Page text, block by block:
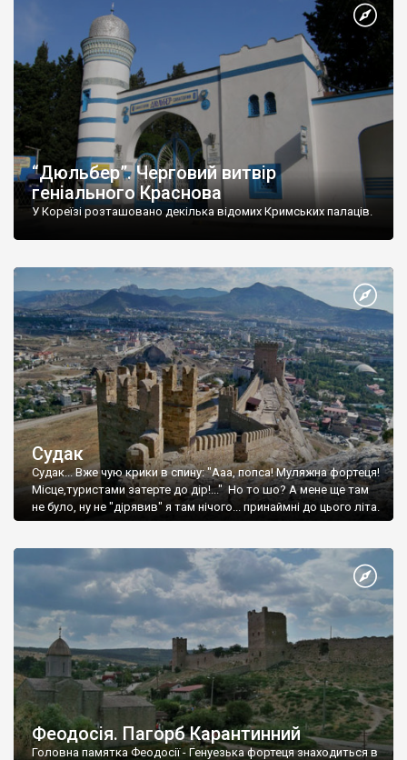
“Дюльбер”. Черговий витвір
геніального Краснова
У Кореїзі розташовано декілька відомих Кримських палаців.
Судак
Судак... Вже чую крики в спину: "Ааа, попса! Муляжна фортеця!
Місце,туристами затерте до дір!..." Но то шо? А мене ще там
не було, ну не "дірявив" я там нічого... принаймні до цього літа.
Феодосія. Пагорб Карантинний
Головна памятка Феодосії - Генуезька фортеця знаходиться в